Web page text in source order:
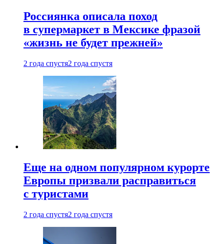
Россиянка описала поход
в супермаркет в Мексике фразой
«жизнь не будет прежней»
2 года спустя2 года спустя
Еще на одном популярном курорте
Европы призвали расправиться
с туристами
2 года спустя2 года спустя